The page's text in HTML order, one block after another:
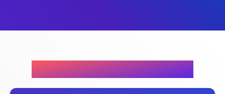
Empfohlene Beiträge